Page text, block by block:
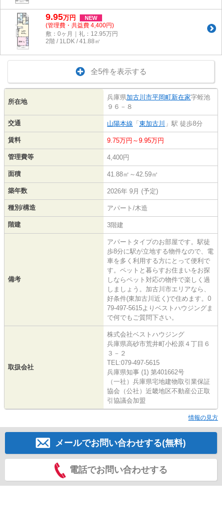
9.95万円 NEW
(管理費・共益費 4,400円)
敷：0ヶ月｜礼：12.95万円
2階 / 1LDK / 41.88㎡
全5件を表示する
所在地
兵庫県加古川市平岡町新在家字蛭池
９６－８
交通 山陽本線 「 東加古川 」駅 徒歩8分
賃料 9.75万円～9.95万円
管理費等 4,400円
面積 41.88㎡～42.59㎡
築年数 2026年 9月 (予定)
種別/構造 アパート/木造
階建 3階建
備考
アパートタイプのお部屋です。駅徒
歩8分に駅が立地する物件なので、電
車を多く利用する方にとって便利で
す。ペットと暮らすお住まいをお探
しならペット対応の物件で楽しく過
しましょう。加古川市エリアなら、
好条件(東加古川近く)で住めます。0
79-497-5615よりベストハウジングま
で何でもご質問下さい。
取扱会社
株式会社ベストハウジング
兵庫県高砂市荒井町小松原４丁目６
３－２
TEL:079-497-5615
兵庫県知事 (1) 第401662号
（一社）兵庫県宅地建物取引業保証
協会（公社）近畿地区不動産公正取
引協議会加盟
情報の見方
メールでお問い合わせする(無料)
電話でお問い合わせする